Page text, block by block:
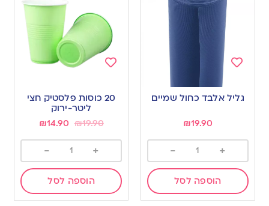
to
גליל אלבד כחול שמיים
₪19.90
+
-
הוספה לסל
to
wishlist
20 כוסות פלסטיק חצי
ליטר-ירוק
₪19.90
₪14.90
+
-
הוספה לסל